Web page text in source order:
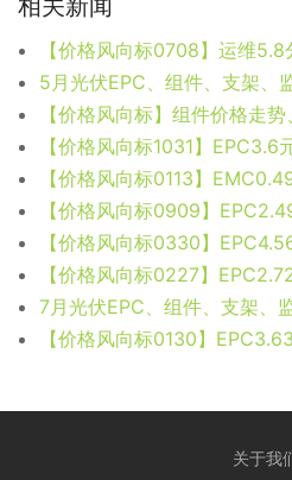
相关新闻
【价格风向标】组件价格走
关于我